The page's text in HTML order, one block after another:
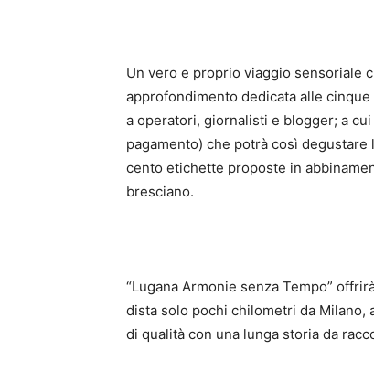
Un vero e proprio viaggio sensoriale
approfondimento dedicata alle
a operatori, giornalisti e blogger; a
pagamento) che potrà così
cento etichette proposte in
bresciano.
“Lugana Armonie senza Tempo”
dista solo pochi chilometri da
di qualità con una lunga storia da